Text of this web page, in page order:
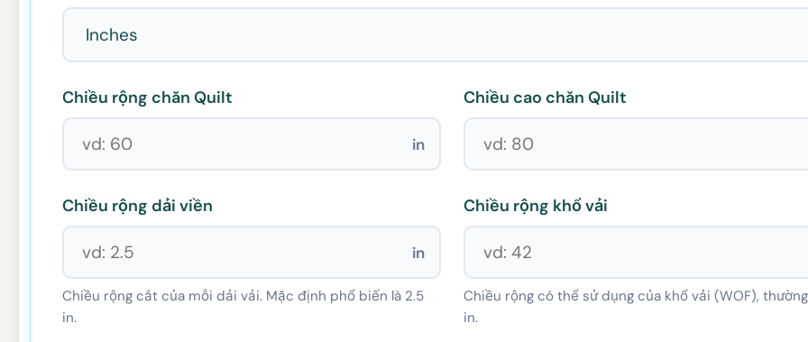
Chiều rộng chăn Quilt
in
Chiều cao chăn Quilt
Chiều rộng dải viền
in
Chiều rộng cắt của mỗi dải vải. Mặc định phổ biến là 2.5
in.
Chiều rộng khổ vải
Chiều rộng có thể sử dụng của khổ vải (WOF),
in.